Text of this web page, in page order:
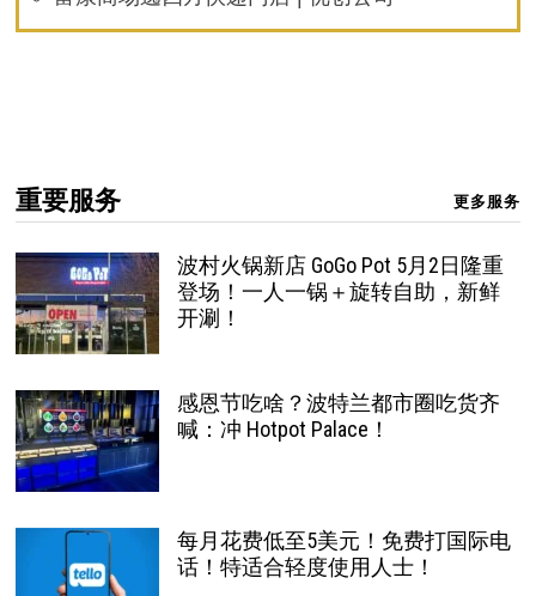
重要服务 更多服务
波村火锅新店 GoGo Pot 5月2日隆重
登场！一人一锅＋旋转自助，新鲜
开涮！
感恩节吃啥？波特兰都市圈吃货齐
喊：冲 Hotpot Palace！
每月花费低至5美元！免费打国际电
话！特适合轻度使用人士！